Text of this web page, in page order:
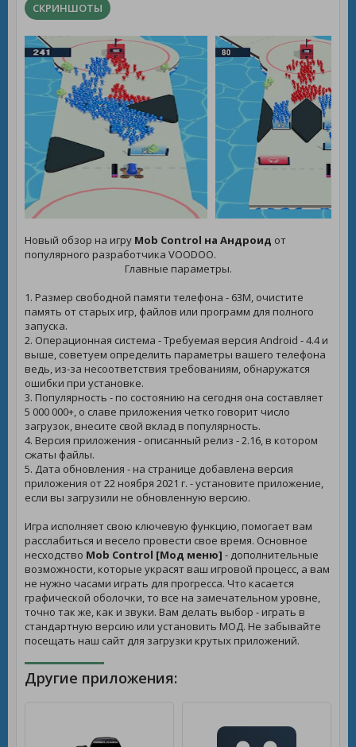
СКРИНШОТЫ
Новый обзор на игру Mob Control на Андроид от
популярного разработчика VOODOO.
Главные параметры.
1. Размер свободной памяти телефона - 63M, очистите
память от старых игр, файлов или программ для полного
запуска.
2. Операционная система - Требуемая версия Android - 4.4 и
выше, советуем определить параметры вашего телефона
ведь, из-за несоответствия требованиям, обнаружатся
ошибки при установке.
3. Популярность - по состоянию на сегодня она составляет
5 000 000+, о славе приложения четко говорит число
загрузок, внесите свой вклад в популярность.
4. Версия приложения - описанный релиз - 2.16, в котором
сжаты файлы.
5. Дата обновления - на странице добавлена версия
приложения от 22 ноября 2021 г. - установите приложение,
если вы загрузили не обновленную версию.
Игра исполняет свою ключевую функцию, помогает вам
расслабиться и весело провести свое время. Основное
несходство Mob Control [Мод меню] - дополнительные
возможности, которые украсят ваш игровой процесс, а вам
не нужно часами играть для прогресса. Что касается
графической оболочки, то все на замечательном уровне,
точно так же, как и звуки. Вам делать выбор - играть в
стандартную версию или установить МОД. Не забывайте
посещать наш сайт для загрузки крутых приложений.
Другие приложения: